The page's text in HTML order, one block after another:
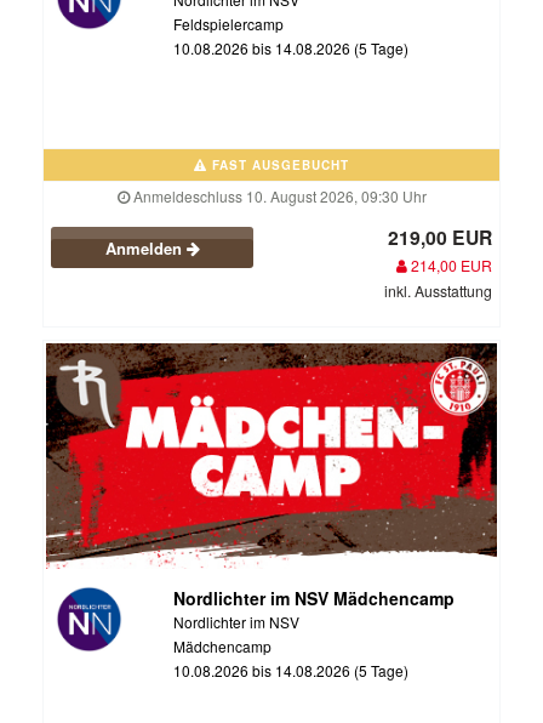
Feldspielercamp
10.08.2026 bis 14.08.2026 (5 Tage)
FAST AUSGEBUCHT
Anmeldeschluss 10. August 2026, 09:30 Uhr
Anmelden 219,00 EUR
214,00 EUR
inkl. Ausstattung
Nordlichter im NSV Mädchencamp
Nordlichter im NSV
Mädchencamp
10.08.2026 bis 14.08.2026 (5 Tage)